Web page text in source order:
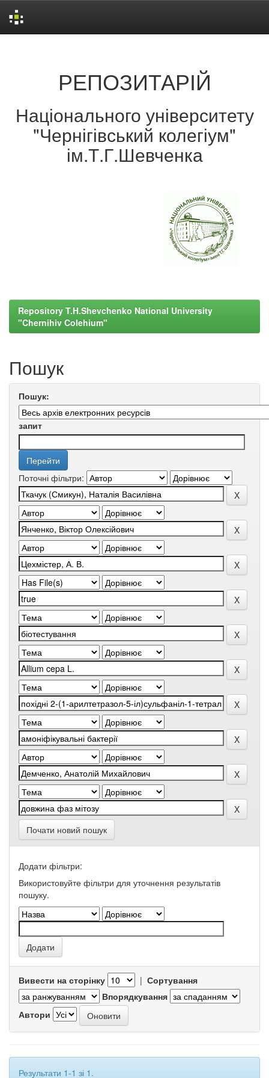
РЕПОЗИТАРІЙ
Національного університету
"Чернігівський колегіум"
ім.Т.Г.Шевченка
Repository T.H.Shevchenko National University
"Chernihiv Colehium"
Пошук
Пошук:
запит
Поточні фільтри:
Почати новий пошук
Додати фільтри:
Використовуйте фільтри для уточнення результатів
пошуку.
Вивести на сторінку | Сортування
Впорядкування
Автори
Результати 1-1 зі 1.